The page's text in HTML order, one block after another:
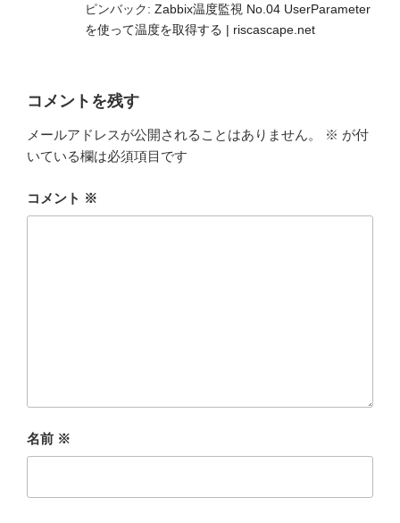
ピンバック: Zabbix温度監視 No.04 UserParameter
を使って温度を取得する | riscascape.net
コメントを残す
メールアドレスが公開されることはありません。 ※ が付
いている欄は必須項目です
コメント ※
名前 ※